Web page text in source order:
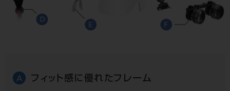
A フィット感に優れたフレーム